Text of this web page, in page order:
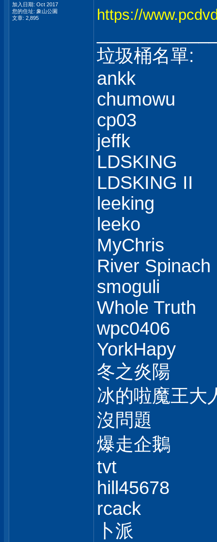
加入日期: Oct 2017
您的住址: 象山公園
文章: 2,895
https://
垃圾桶名單:
ankk
chumowu
cp03
jeffk
LDSKING
LDSKING II
leeking
leeko
MyChris
River Spinach
smoguli
Whole Truth
wpc0406
YorkHapy
冬之炎陽
冰的啦魔王大
沒問題
爆走企鵝
tvt
hill45678
rcack
卜派